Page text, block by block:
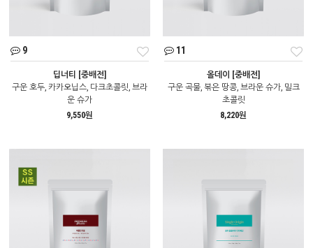
9
딥너티 [중배전]
구운 호두, 카카오닙스, 다크초콜릿, 브라
운 슈가
9,550원
11
올데이 [중배전]
구운 곡물, 볶은 땅콩, 브라운 슈가, 밀크
초콜릿
8,220원